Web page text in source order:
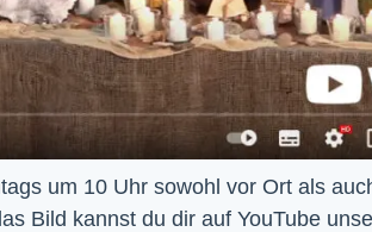
Bild kannst du dir auf YouTube